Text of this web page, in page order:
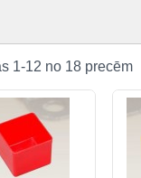
1-12 no 18 precēm